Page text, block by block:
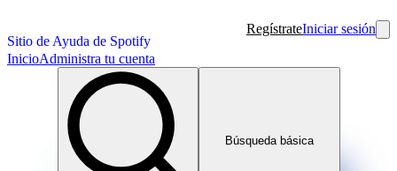
Sitio de Ayuda de Spotify
RegístrateIniciar sesión
InicioAdministra tu cuenta
Búsqueda básica